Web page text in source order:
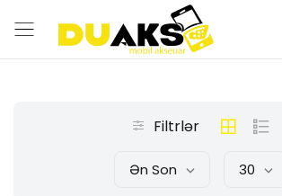
Filtrlər
Ən Son 30